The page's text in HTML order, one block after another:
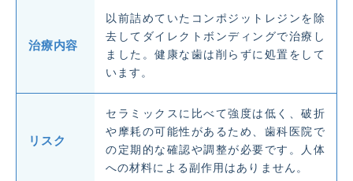
治療内容
以前詰めていたコンポジットレジンを除
去してダイレクトボンディングで治療し
ました。健康な歯は削らずに処置をして
います。
リスク
セラミックスに比べて強度は低く、破折
や摩耗の可能性があるため、歯科医院で
の定期的な確認や調整が必要です。人体
への材料による副作用はありません。